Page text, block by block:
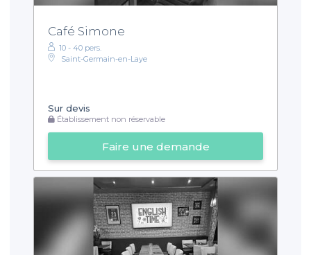
Café Simone
10 - 40 pers.
Saint-Germain-en-Laye
Sur devis
Établissement non réservable
Faire une demande